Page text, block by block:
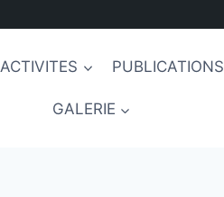
ACTIVITES PUBLICATIONS
GALERIE